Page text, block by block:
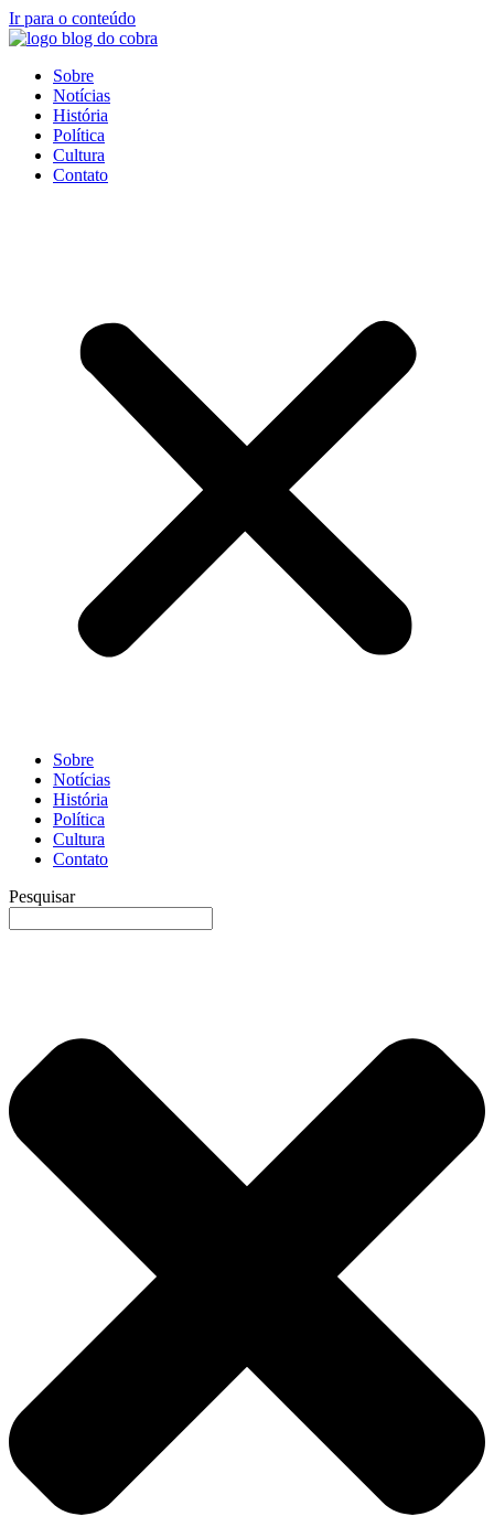
Ir para o conteúdo
Sobre
Notícias
História
Política
Cultura
Contato
Sobre
Notícias
História
Política
Cultura
Contato
Pesquisar